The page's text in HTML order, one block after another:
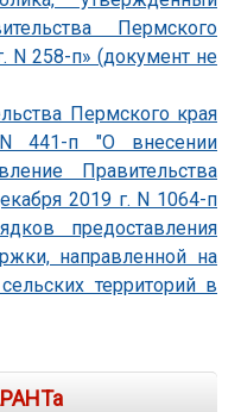
Пермского
N 258-п» (документ не
Пермского края
441-п "О внесении
Правительства
2019 г. N 1064-п
предоставления
направленной на
территорий в